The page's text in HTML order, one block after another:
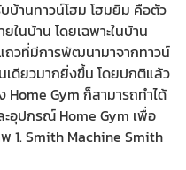
บ้านทาวน์โฮม โฮมยิม คือตัว
นบ้าน โดยเฉพาะในบ้าน
ถวที่มีการพัฒนามาจากทาวน์
เดียวมากยิ่งขึ้น โดยปกติแล้ว
Gym ก็สามารถทำได้
ะอุปกรณ์ Home Gym เพื่อ
1. Smith Machine Smith